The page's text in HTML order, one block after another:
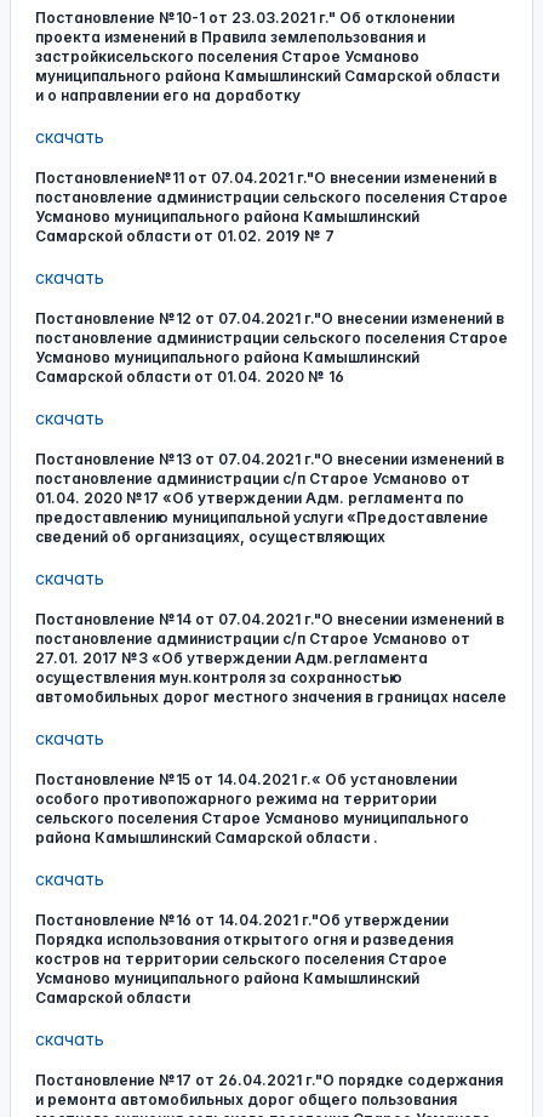
Постановление №10-1 от 23.03.2021 г." Об отклонении
проекта изменений в Правила землепользования и
застройкисельского поселения Старое Усманово
муниципального района Камышлинский Самарской области
и о направлении его на доработку
скачать
Постановление№11 от 07.04.2021 г."О внесении изменений в
постановление администрации сельского поселения Старое
Усманово муниципального района Камышлинский
Самарской области от 01.02. 2019 № 7
скачать
Постановление №12 от 07.04.2021 г."О внесении изменений в
постановление администрации сельского поселения Старое
Усманово муниципального района Камышлинский
Самарской области от 01.04. 2020 № 16
скачать
Постановление №13 от 07.04.2021 г."О внесении изменений в
постановление администрации с/п Старое Усманово от
01.04. 2020 №17 «Об утверждении Адм. регламента по
предоставлению муниципальной услуги «Предоставление
сведений об организациях, осуществляющих
скачать
Постановление №14 от 07.04.2021 г."О внесении изменений в
постановление администрации с/п Старое Усманово от
27.01. 2017 №3 «Об утверждении Адм.регламента
осуществления мун.контроля за сохранностью
автомобильных дорог местного значения в границах населе
скачать
Постановление №15 от 14.04.2021 г.« Об установлении
особого противопожарного режима на территории
сельского поселения Старое Усманово муниципального
района Камышлинский Самарской области .
скачать
Постановление №16 от 14.04.2021 г."Об утверждении
Порядка использования открытого огня и разведения
костров на территории сельского поселения Старое
Усманово муниципального района Камышлинский
Самарской области
скачать
Постановление №17 от 26.04.2021 г."О порядке содержания
и ремонта автомобильных дорог общего пользования